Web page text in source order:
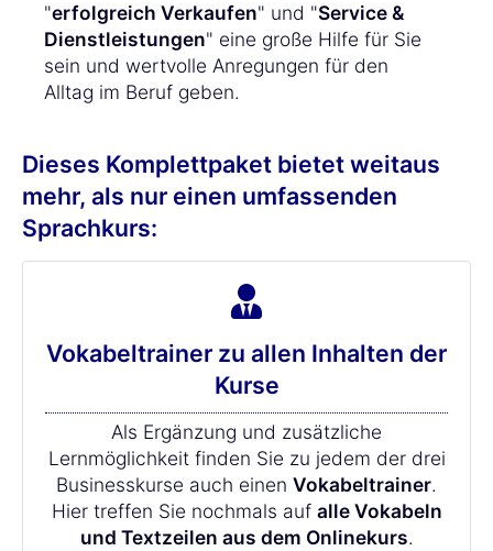
"erfolgreich Verkaufen" und "Service &
Dienstleistungen" eine große Hilfe für Sie
sein und wertvolle Anregungen für den
Alltag im Beruf geben.
Dieses Komplettpaket bietet weitaus
mehr, als nur einen umfassenden
Sprachkurs:
Vokabeltrainer zu allen Inhalten der
Kurse
Als Ergänzung und zusätzliche
Lernmöglichkeit finden Sie zu jedem der drei
Businesskurse auch einen Vokabeltrainer.
Hier treffen Sie nochmals auf alle Vokabeln
und Textzeilen aus dem Onlinekurs.